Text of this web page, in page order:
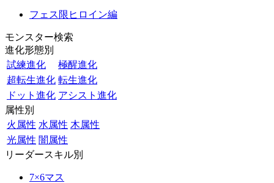
フェス限ヒロイン編
モンスター検索
進化形態別
試練進化
極醒進化
超転生進化 転生進化
ドット進化 アシスト進化
属性別
火属性 水属性 木属性
光属性 闇属性
リーダースキル別
7×6マス